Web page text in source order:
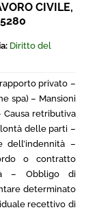
CIVILE,
Diritto del
privato –
spa) – Mansioni
retributiva
delle parti –
dell’indennità –
o contratto
– Obbligo di
determinato
recettivo di